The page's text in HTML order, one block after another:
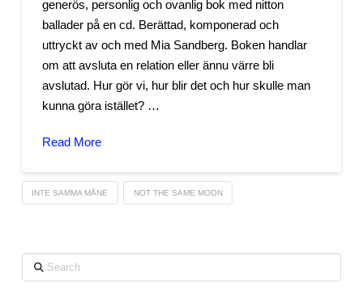
generös, personlig och ovanlig bok med nitton
ballader på en cd. Berättad, komponerad och
uttryckt av och med Mia Sandberg. Boken handlar
om att avsluta en relation eller ännu värre bli
avslutad. Hur gör vi, hur blir det och hur skulle man
kunna göra istället? …
Read More
INTE SAMMA MÅNE NOT THE SAME MOON
Search